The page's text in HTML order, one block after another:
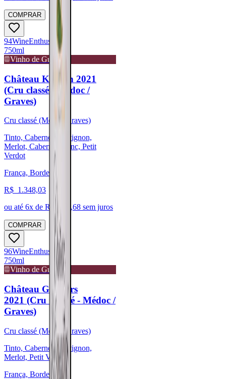
COMPRAR
94WineEnthusiast
750ml
Vinho de Guarda
Château Kirwan 2021
(Cru classé - Médoc /
Graves)
Cru classé (Médoc/Graves)
Tinto, Cabernet Sauvignon,
Merlot, Cabernet Franc, Petit
Verdot
França, Bordeaux
R$ 1.348,03
ou até 6x de R$ 224,68 sem juros
COMPRAR
96WineEnthusiast
750ml
Vinho de Guarda
Château Giscours
2021 (Cru Classé - Médoc /
Graves)
Cru classé (Médoc/Graves)
Tinto, Cabernet Sauvignon,
Merlot, Petit Verdot
França, Bordeaux